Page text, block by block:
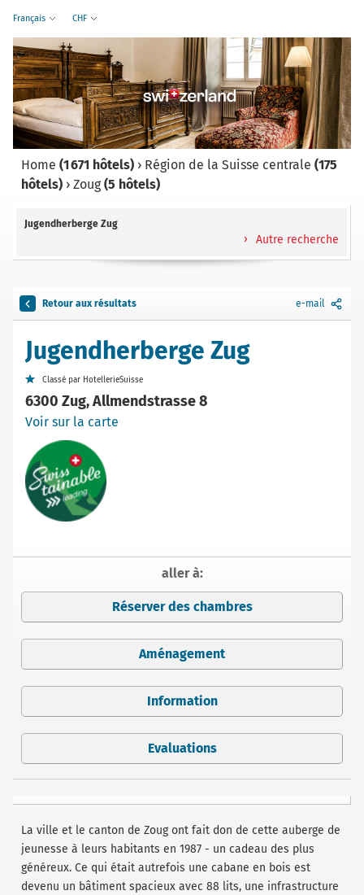
Français CHF
Home (1 671 hôtels) › Région de la Suisse centrale (175
hôtels) › Zoug(5 hôtels)
Jugendherberge Zug
Autre recherche
Retour aux résultats e-mail
Jugendherberge Zug
Classé par HotellerieSuisse
6300 Zug, Allmendstrasse 8
Voir sur la carte
aller à:
Réserver des chambres
Aménagement
Information
Evaluations
La ville et le canton de Zoug ont fait don de cette auberge de
jeunesse à leurs habitants en 1987 - un cadeau des plus
généreux. Ce qui était autrefois une cabane en bois est
devenu un bâtiment spacieux avec 88 lits, une infrastructure